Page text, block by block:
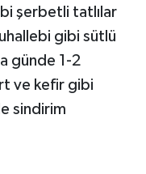
şerbetli tatlılar
gibi sütlü
günde 1-2
ve kefir gibi
sindirim